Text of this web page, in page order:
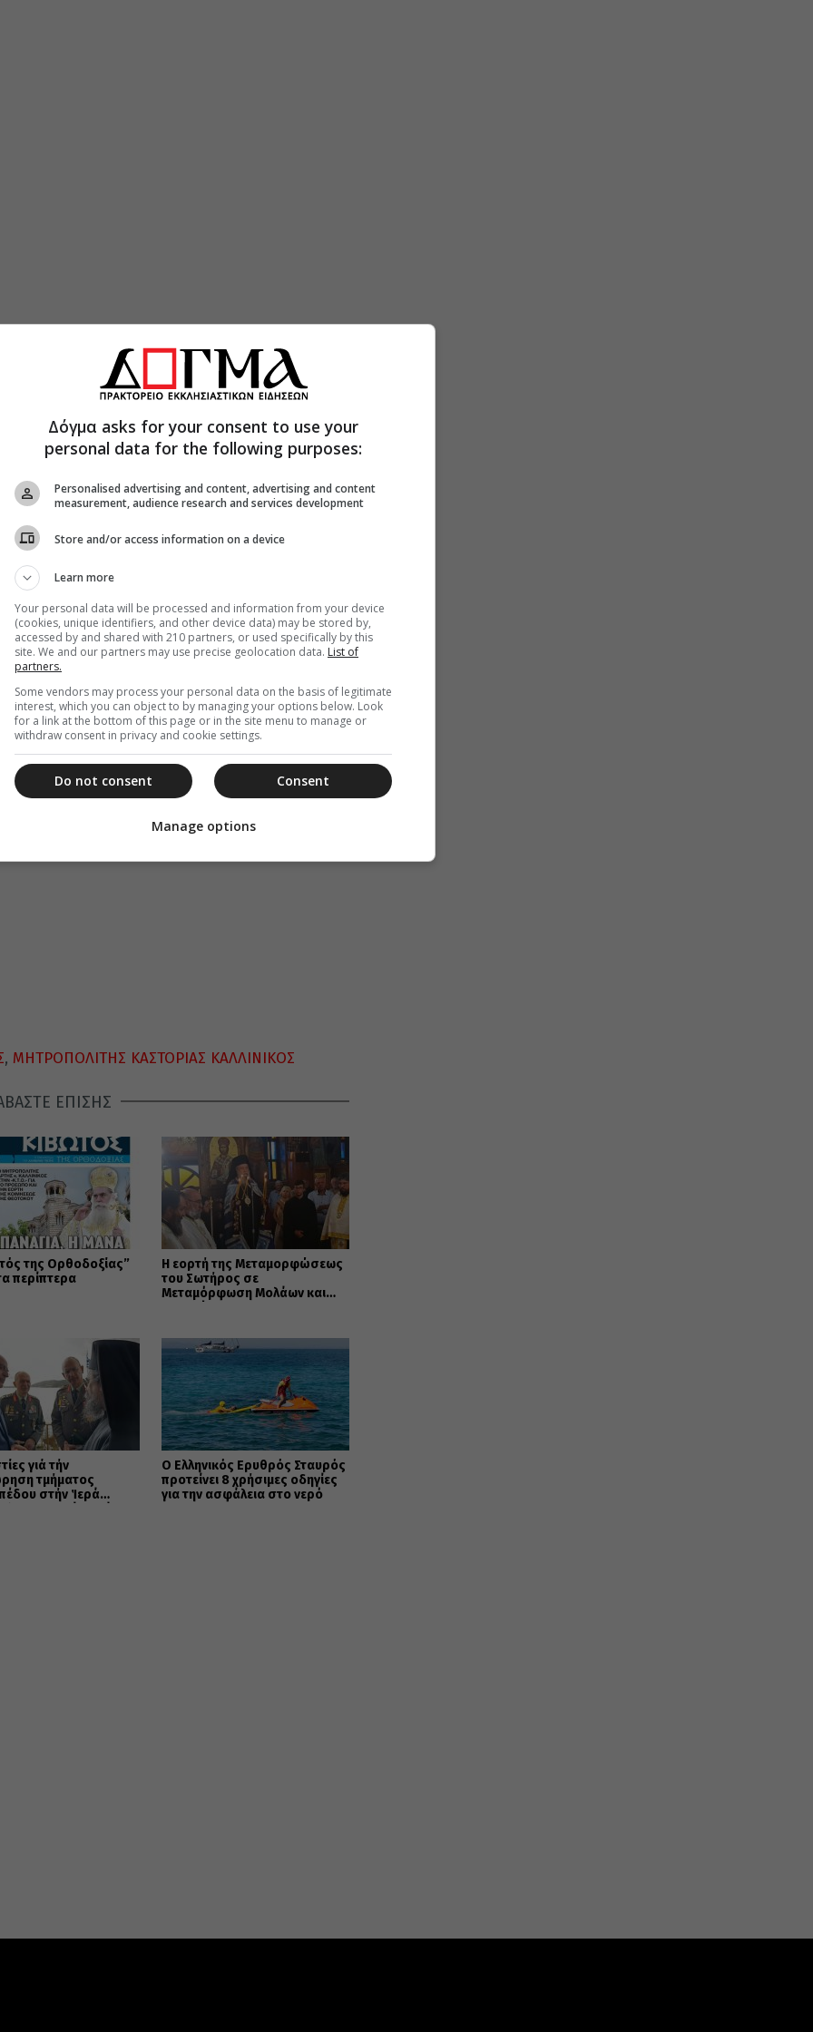
κ. Καλλίνικος ἡγεῑται ὅλης αὐτῆς τῆς
τόν θαυμασμό καί τόν ἔπαινο πρός τόν
λαό, πού χωρίς νά κάνει διακρίσεις,
καί εἶναι ἀντίθετος μόνο μέ τίς ἐπιθετικές
καί τίς Ἐνορίες τῆς Μητρόπολης, πού
Συγκεκριμένα εὐχαρίστησε τόν ὑπεύθυνο
Συτιλίδη, καί τοῦ ἐθελοντές τοῦ Ἱεροῦ
βοήθησαν νά συσκευαστοῦν καί νά ἐλεγχθοῦν
από τις Ἐνορίες.
, ΜΗΤΡΟΠΟΛΙΤΗΣ ΚΑΣΤΟΡΙΑΣ ΚΑΛΛΙΝΙΚΟΣ
ΕΠΙΣΗΣ
της Ορθοδοξίας”
περίπτερα
Η εορτή της Μεταμορφώσεως
του Σωτήρος σε
Μεταμόρφωση Μολάων και
γιά τήν
τμήματος
στήν Ἱερά
Ο Ελληνικός Ερυθρός Σταυρός
προτείνει 8 χρήσιμες οδηγίες
για την ασφάλεια στο νερό
Δόγμα asks for your consent to use your
personal data for the following purposes:
Personalised advertising and content, advertising and content
measurement, audience research and services development
Store and/or access information on a device
Learn more
Your personal data will be processed and information from your device
(cookies, unique identifiers, and other device data) may be stored by,
accessed by and shared with 210 partners, or used specifically by this
site. We and our partners may use precise geolocation data. List of
partners.
Some vendors may process your personal data on the basis of legitimate
interest, which you can object to by managing your options below. Look
for a link at the bottom of this page or in the site menu to manage or
withdraw consent in privacy and cookie settings.
Consent
Do not consent
Manage options